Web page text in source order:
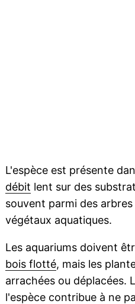
L'espèce est présente
débit lent sur des
souvent parmi des
végétaux aquatiques.
Les aquariums doivent
bois flotté, mais les
arrachées ou déplacées.
l'espèce contribue à ne